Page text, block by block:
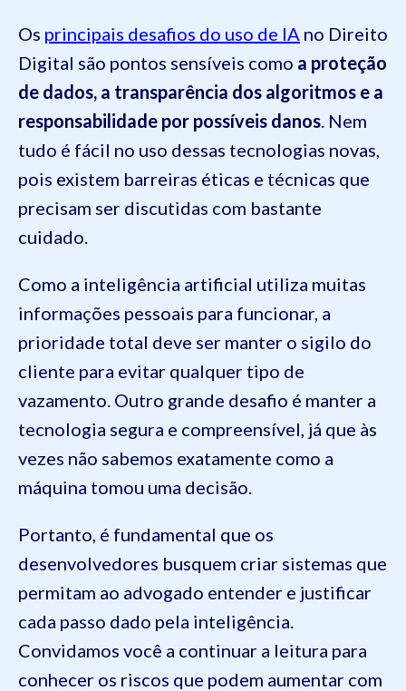
Os principais desafios do uso de IA no Direito
Digital são pontos sensíveis como a proteção
de dados, a transparência dos algoritmos e a
responsabilidade por possíveis danos . Nem
tudo é fácil no uso dessas tecnologias novas,
pois existem barreiras éticas e técnicas que
precisam ser discutidas com bastante
cuidado.
Como a inteligência artificial utiliza muitas
informações pessoais para funcionar, a
prioridade total deve ser manter o sigilo do
cliente para evitar qualquer tipo de
vazamento. Outro grande desafio é manter a
tecnologia segura e compreensível, já que às
vezes não sabemos exatamente como a
máquina tomou uma decisão.
Portanto, é fundamental que os
desenvolvedores busquem criar sistemas que
permitam ao advogado entender e justificar
cada passo dado pela inteligência.
Convidamos você a continuar a leitura para
conhecer os riscos que podem aumentar com